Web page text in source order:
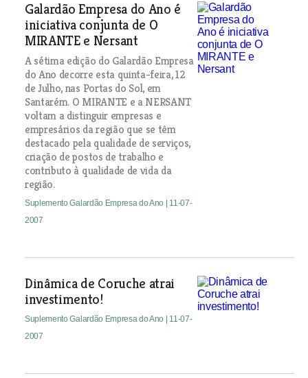
Galardão Empresa do Ano é
iniciativa conjunta de O
MIRANTE e Nersant
A sétima edição do Galardão Empresa
do Ano decorre esta quinta-feira, 12
de Julho, nas Portas do Sol, em
Santarém. O MIRANTE e a NERSANT
voltam a distinguir empresas e
empresários da região que se têm
destacado pela qualidade de serviços,
criação de postos de trabalho e
contributo à qualidade de vida da
região.
Suplemento Galardão Empresa do Ano
| 11-07-
2007
Dinâmica de Coruche atrai
investimento!
Suplemento Galardão Empresa do Ano
| 11-07-
2007